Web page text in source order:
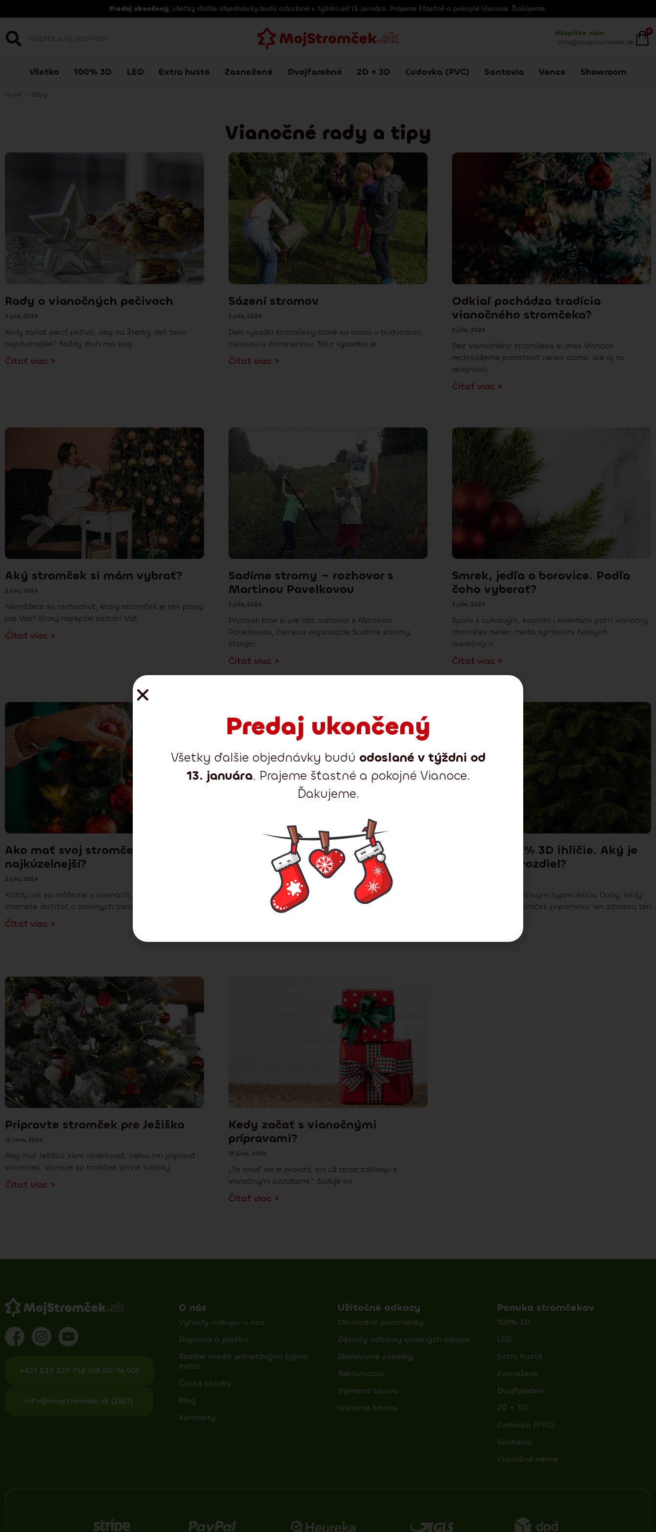
Predaj ukončený, všetky ďalšie objednávky budú odoslané v týždni od 13. januára. Prajeme šťastné a pokojné Vianoce. Ďakujeme.
Napíšte nám
info@mujstromecek.sk
0
Všetko 100% 3D LED Extra husté Zasnežené Dvojfarebné 2D + 3D Ľudovka (PVC) Santovia Vence Showroom
Úvod Blog
Vianočné rady a tipy
Rady o vianočných pečivoch
2 júla, 2024
Kedy začať piecť pečivo, aby na Štedrý deň bolo
najchutnejšie? Každý druh má svoj
Čítať viac >
Sázení stromov
2 júla, 2024
Deti vysadili stromčeky ktoré sa stanú v budúcnosti
okrasou a dominantou. Táto výsadba je
Čítať viac >
Odkiaľ pochádza tradícia
vianočného stromčeka?
2 júla, 2024
Bez Vianočného stromčeka si dnes Vianoce
nedokážeme predstaviť nielen doma, ale aj na
verejnosti,
Čítať viac >
Aký stromček si mám vybrať?
2 júla, 2024
Nemôžete sa rozhodnúť, ktorý stromček je ten pravý
pre Vás? Ktorý najlepšie ozdobí Váš
Čítať viac >
Sadíme stromy – rozhovor s
Martinou Pavelkovou
2 júla, 2024
Pripravili sme si pre Vás rozhovor s Martinou
Pavelkovou, členkou organizácie Sadíme stromy,
ktorým
Čítať viac >
Smrek, jedľa a borovice. Podľa
čoho vyberať?
2 júla, 2024
Spolu s cukrovým, kaprom i koledami patrí vianočný
stromček nielen medzi symbolmi českých
vianočných
Čítať viac >
Ako mať svoj stromček čo
najkúzelnejší?
2 júla, 2024
Každý rok sa môžeme v novinách, časopisoch aj na
internete dočítať o módnych trendoch
Čítať viac >
K Vianociam dnes
neodmysliteľne patria stromčeky
K Vianociam neodmysliteľne patria niektoré zvyky a
tradície. Pečenie cukroví, spievanie kolied, rozprávky
2D, 3D a 100% 3D ihličie. Aký je
medzi nimi rozdiel?
Rozdiel medzi jednotlivými typmi ihličia Doby, kedy
umelý vianočný stromček pripomínal len zďaleka ten
Pripravte stromček pre Ježiška
12 júna, 2024
Aby mal Ježiško kam nadeľovať, treba mu pripraviť
stromček. Vianoce sú tradičné zimné sviatky,
Čítať viac >
Kedy začať s vianočnými
prípravami?
12 júna, 2024
„To snáď nie je pravda, oni už teraz začínajú s
vianočnými ozdobami,“ čuduje sa
Čítať viac >
+421 233 329 794 (08:00-16:00)
info@mojstromcek.sk (24/7)
O nás
Výhody nákupu u nás
Doprava a platba
Rozdiel medzi jednotlivými typmi
ihličia
Časté otázky
Blog
Kontakty
Užitočné odkazy
Obchodné podmienky
Zásady ochrany osobných údajov
Sledovanie zásielky
Reklamácia
Výmena tovaru
Vrátenie tovaru
Ponuka stromčekov
100% 3D
LED
Extra husté
Zasnežené
Dvojfarebné
2D + 3D
Ľudovka (PVC)
Santovia
Vianočné vence
Predaj ukončený
Všetky ďalšie objednávky budú odoslané v týždni od
13. januára. Prajeme šťastné a pokojné Vianoce.
Ďakujeme.